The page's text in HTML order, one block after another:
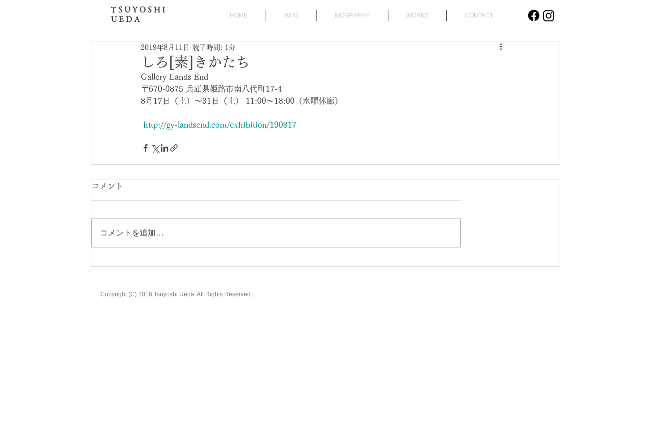
T S U Y O S H I
U E D A
HOME INFO BIOGRAPHY WORKS CONTACT
しろ[素]きかたち
2019年8月11日 読了時間: 1分
Gallery Lands End
〒670-0875 兵庫県姫路市南八代町17-4
8月17日（土）〜31日（土） 11:00〜18:00（水曜休廊）
http://gy-landsend.com/exhibition/190817
コメント
コメントを追加…
Copyright (C) 2016 Tsuyoshi Ueda. All Rights Reserved.